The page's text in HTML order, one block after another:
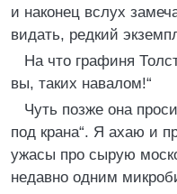
и наконец вслух
видать, редкий
На что графиня
вы, таких навалом!“
Чуть позже она
под крана“. Я ахаю и
ужасы про сырую
недавно одним